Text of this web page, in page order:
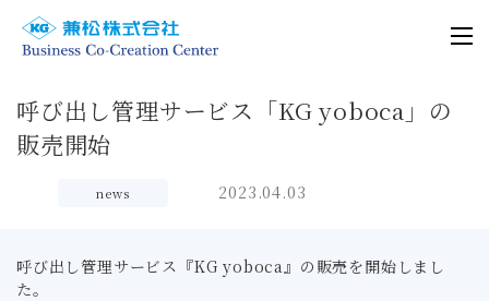
呼び出し管理サービス「KG yoboca」の
販売開始
news 2023.04.03
呼び出し管理サービス『KG yoboca』の販売を開始しまし
た。